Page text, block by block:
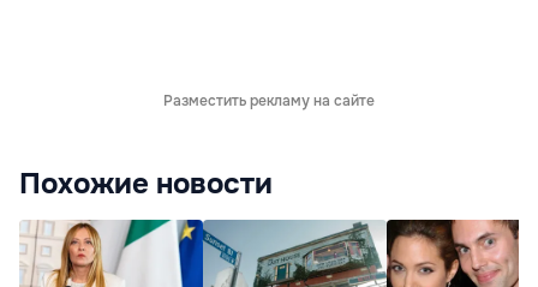
Разместить рекламу на сайте
Похожие новости